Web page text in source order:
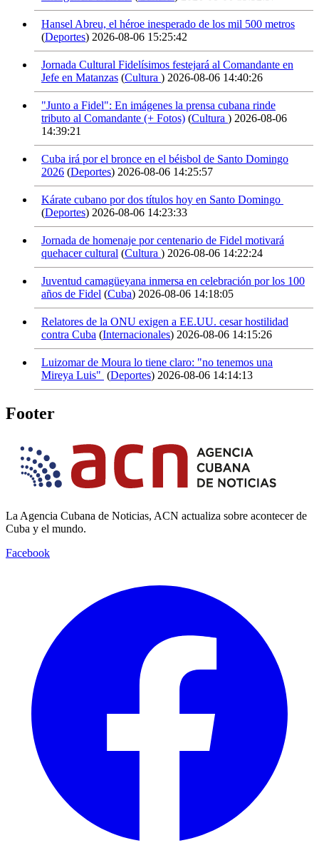
Hansel Abreu, el héroe inesperado de los mil 500 metros
(Deportes) 2026-08-06 15:25:42
Jornada Cultural Fidelísimos festejará al Comandante en
Jefe en Matanzas (Cultura ) 2026-08-06 14:40:26
"Junto a Fidel": En imágenes la prensa cubana rinde
tributo al Comandante (+ Fotos) (Cultura ) 2026-08-06
14:39:21
Cuba irá por el bronce en el béisbol de Santo Domingo
2026 (Deportes) 2026-08-06 14:25:57
Kárate cubano por dos títulos hoy en Santo Domingo
(Deportes) 2026-08-06 14:23:33
Jornada de homenaje por centenario de Fidel motivará
quehacer cultural (Cultura ) 2026-08-06 14:22:24
Juventud camagüeyana inmersa en celebración por los 100
años de Fidel (Cuba) 2026-08-06 14:18:05
Relatores de la ONU exigen a EE.UU. cesar hostilidad
contra Cuba (Internacionales) 2026-08-06 14:15:26
Luizomar de Moura lo tiene claro: "no tenemos una
Mireya Luis" (Deportes) 2026-08-06 14:14:13
Footer
La Agencia Cubana de Noticias, ACN actualiza sobre acontecer de
Cuba y el mundo.
Facebook